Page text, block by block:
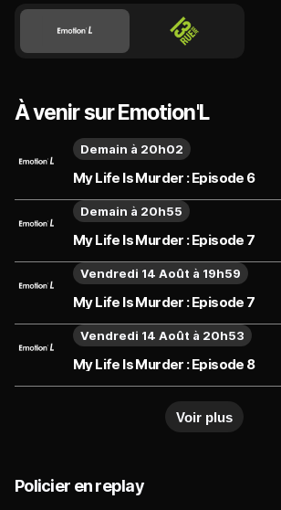
À venir sur Emotion'L
My Life Is Murder : Episode 6
Demain à 20h02
My Life Is Murder : Episode 7
Demain à 20h55
My Life Is Murder : Episode 7
Vendredi 14 Août à 19h59
My Life Is Murder : Episode 8
Vendredi 14 Août à 20h53
Voir plus
Policier en replay